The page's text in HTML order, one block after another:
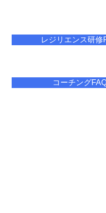
レジリエンス研修
コーチング